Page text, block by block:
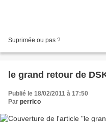
Suprimée ou pas ?
le grand retour de
Publié le 18/02/2011 à 17:50
Par perrico